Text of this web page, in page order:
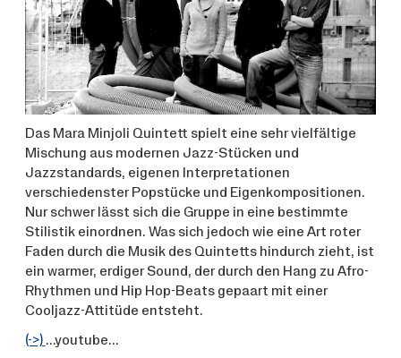
Das Mara Minjoli Quintett spielt eine sehr vielfältige
Mischung aus modernen Jazz-Stücken und
Jazzstandards, eigenen Interpretationen
verschiedenster Popstücke und Eigenkompositionen.
Nur schwer lässt sich die Gruppe in eine bestimmte
Stilistik einordnen. Was sich jedoch wie eine Art roter
Faden durch die Musik des Quintetts hindurch zieht, ist
ein warmer, erdiger Sound, der durch den Hang zu Afro-
Rhythmen und Hip Hop-Beats gepaart mit einer
Cooljazz-Attitüde entsteht.
(->) …youtube…